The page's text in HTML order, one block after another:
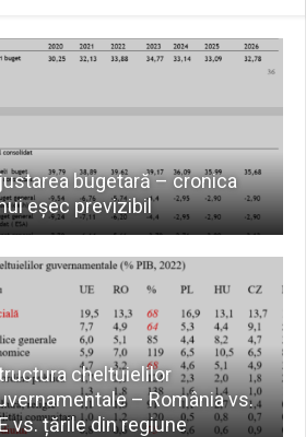
bugetară – cronica
eșec previzibil
cheltuielilor
– România vs.
vs. țările din regiune